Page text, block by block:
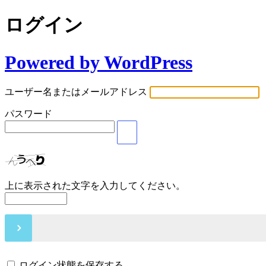
ログイン
Powered by WordPress
ユーザー名またはメールアドレス
パスワード
上に表示された文字を入力してください。